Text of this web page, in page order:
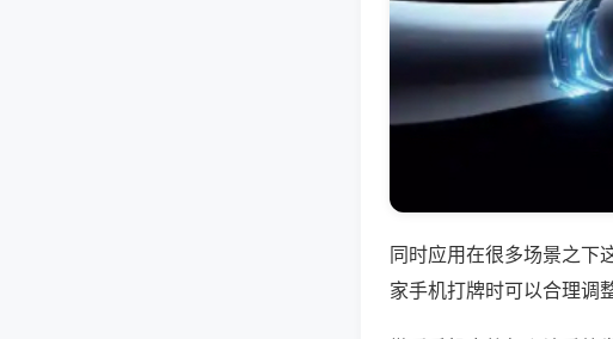
同时应用在很多场景之下
家手机打牌时可以合理调